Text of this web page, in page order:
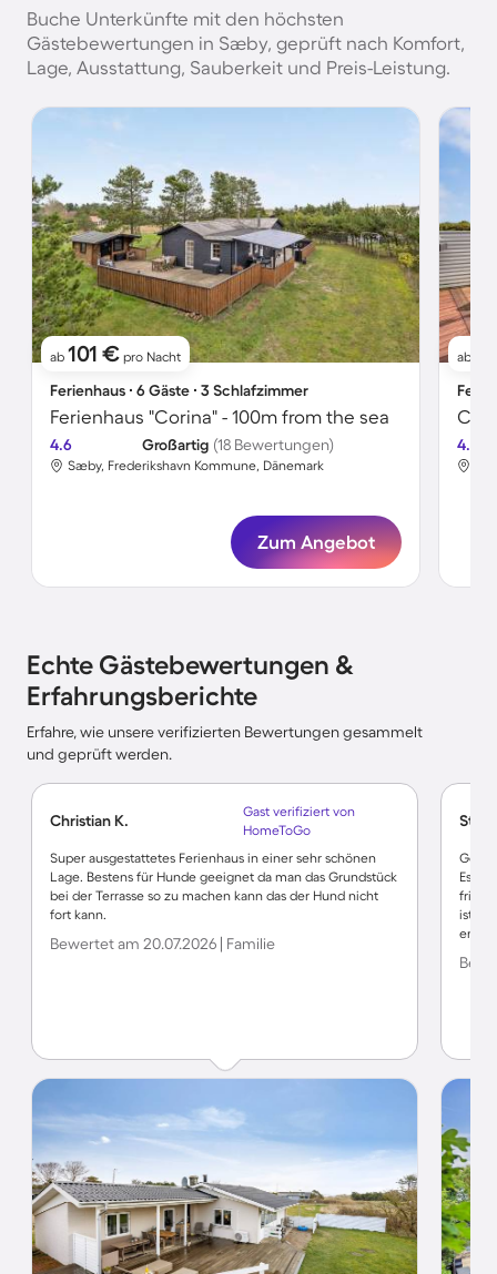
Buche Unterkünfte mit den höchsten
Gästebewertungen in Sæby, geprüft nach Komfort,
Lage, Ausstattung, Sauberkeit und Preis-Leistung.
ab 101 € pro Nacht
Ferienhaus ∙ 6 Gäste ∙ 3 Schlafzimmer
Ferienhaus "Corina" - 100m from the sea
4.6 Großartig (18 Bewertungen)
Sæby, Frederikshavn Kommune, Dänemark
Zum Angebot
ab
4.6
Echte Gästebewertungen &
Erfahrungsberichte
Erfahre, wie unsere verifizierten Bewertungen gesammelt
und geprüft werden.
Christian K.
Gast verifiziert von
HomeToGo
Super ausgestattetes Ferienhaus in einer sehr schönen
Lage. Bestens für Hunde geeignet da man das Grundstück
bei der Terrasse so zu machen kann das der Hund nicht
fort kann.
Bewertet am 20.07.2026 | Familie
Es
ist